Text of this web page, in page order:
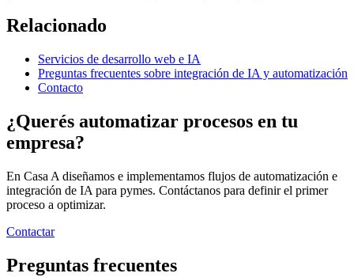
Relacionado
Servicios de desarrollo web e IA
Preguntas frecuentes sobre integración de IA y automatización
Contacto
¿Querés automatizar procesos en tu
empresa?
En Casa A diseñamos e implementamos flujos de automatización e
integración de IA para pymes. Contáctanos para definir el primer
proceso a optimizar.
Contactar
Preguntas frecuentes